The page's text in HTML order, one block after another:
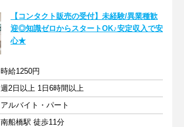
【コンタクト販売の受付】未経験/異業種歓
迎◎知識ゼロからスタートOK♪安定収入で安
心★
時給1250円
週2日以上 1日6時間以上
アルバイト・パート
南船橋駅 徒歩11分